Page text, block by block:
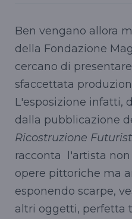
Ben vengano allora
della Fondazione
cercano di presentare
sfaccettata
L'esposizione infatti,
dalla pubblicazione
Ricostruzione
racconta l'artista non
opere pittoriche ma
esponendo scarpe,
altri oggetti, perfetta